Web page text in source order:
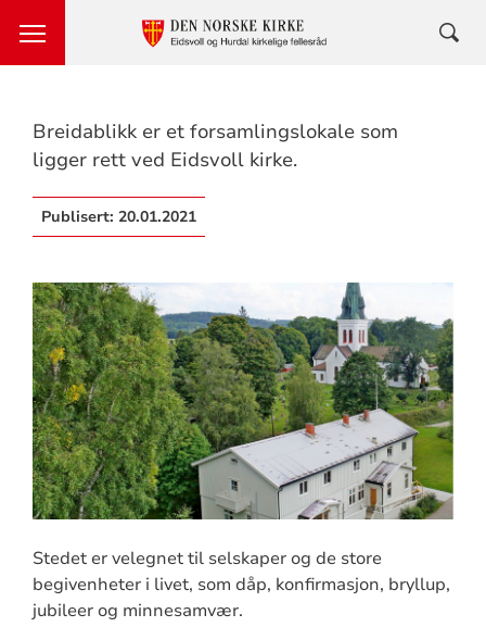
Breidablikk er et forsamlingslokale som
ligger rett ved Eidsvoll kirke.
Publisert: 20.01.2021
Stedet er velegnet til selskaper og de store
begivenheter i livet, som dåp, konfirmasjon, bryllup,
jubileer og minnesamvær.